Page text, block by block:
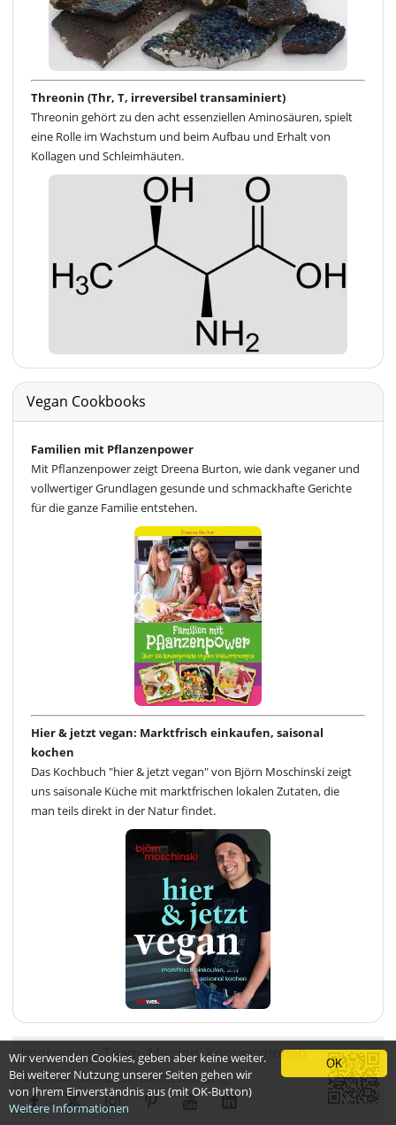
Threonin (Thr, T, irreversibel transaminiert)
Threonin gehört zu den acht essenziellen Aminosäuren, spielt
eine Rolle im Wachstum und beim Aufbau und Erhalt von
Kollagen und Schleimhäuten.
Vegan Cookbooks
Familien mit Pflanzenpower
Mit Pflanzenpower zeigt Dreena Burton, wie dank veganer und
vollwertiger Grundlagen gesunde und schmackhafte Gerichte
für die ganze Familie entstehen.
Hier & jetzt vegan: Marktfrisch einkaufen, saisonal
kochen
Das Kochbuch "hier & jetzt vegan" von Björn Moschinski zeigt
uns saisonale Küche mit marktfrischen lokalen Zutaten, die
man teils direkt in der Natur findet.
ImpressumTeamMissionKooperationen
KontaktDatenschutzerklärung
OK
Wir verwenden Cookies, geben aber keine weiter.
Bei weiterer Nutzung unserer Seiten gehen wir
von Ihrem Einverständnis aus (mit OK-Button)
Weitere Informationen